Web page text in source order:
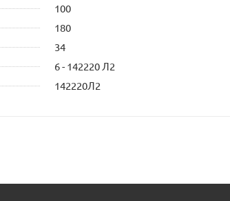
100
180
34
6 - 142220 Л2
142220Л2